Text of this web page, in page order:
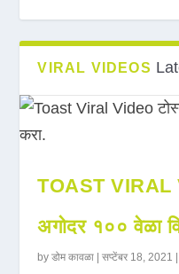
VIRAL VIDEOS
TOAST VIRAL
अगोदर १०० वेळा
byडोम कावळा |सप्टेंबर 18, 2021